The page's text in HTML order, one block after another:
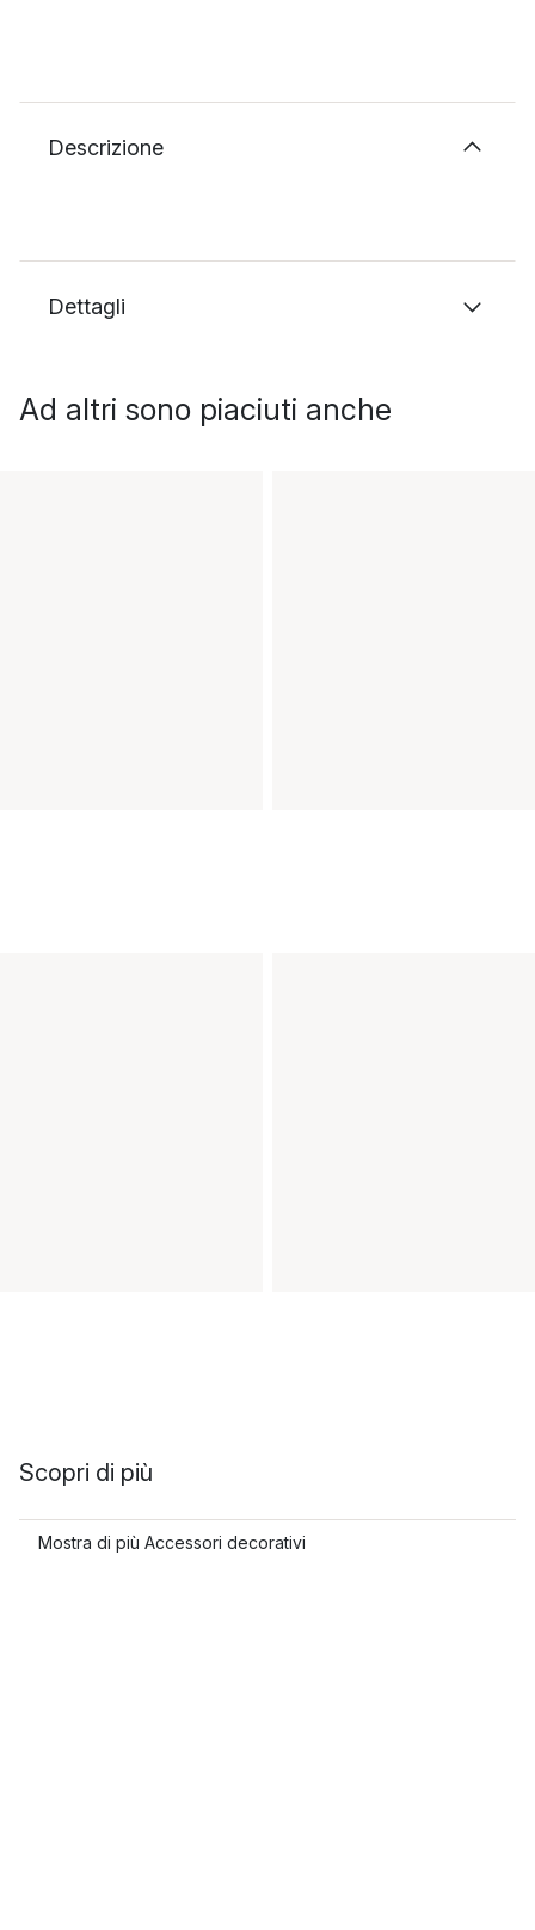
Descrizione
Dettagli
Ad altri sono piaciuti anche
Scopri di più
Mostra di più Accessori decorativi